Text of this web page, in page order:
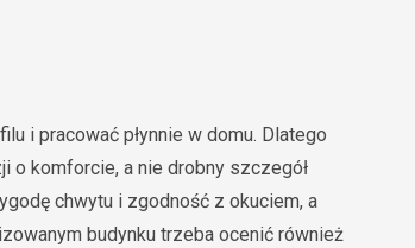
i pracować płynnie w domu. Dlatego
o komforcie, a nie drobny szczegół
chwytu i zgodność z okuciem, a
budynku trzeba ocenić również